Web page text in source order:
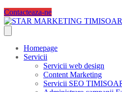
Contacteaza-ne
Homepage
Servicii
Servicii web design
Content Marketing
Servicii SEO